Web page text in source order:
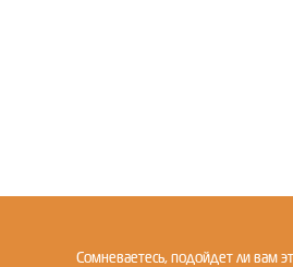
Сомневаетесь, подойдет ли вам